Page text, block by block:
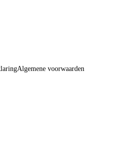
Algemene voorwaarden